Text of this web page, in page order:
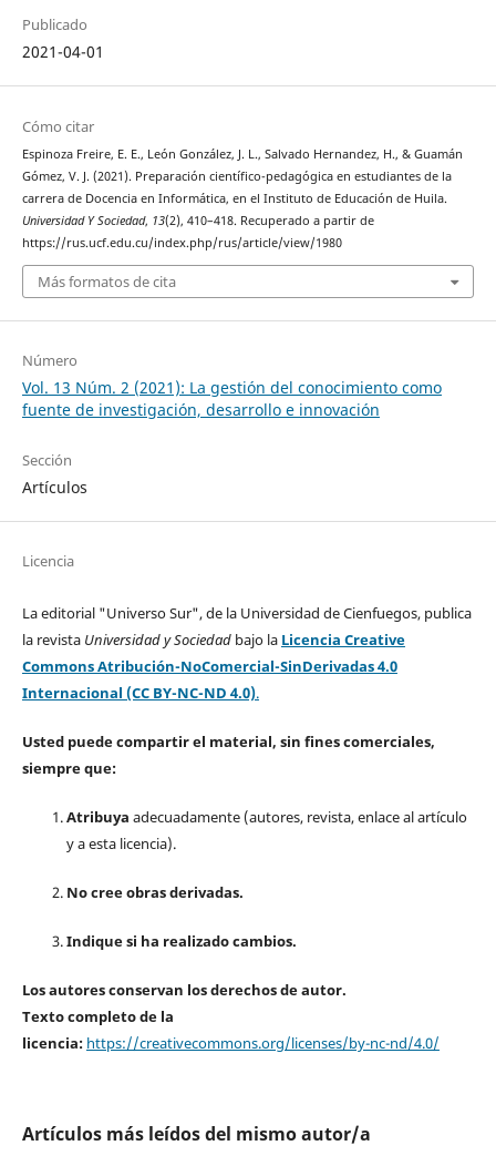
Publicado
2021-04-01
Cómo citar
Espinoza Freire, E. E., León González, J. L., Salvado Hernandez, H., & Guamán
Gómez, V. J. (2021). Preparación científico-pedagógica en estudiantes de la
carrera de Docencia en Informática, en el Instituto de Educación de Huila.
Universidad Y Sociedad, 13(2), 410–418. Recuperado a partir de
https://rus.ucf.edu.cu/index.php/rus/article/view/1980
Más formatos de cita
Número
Vol. 13 Núm. 2 (2021): La gestión del conocimiento como
fuente de investigación, desarrollo e innovación
Sección
Artículos
Licencia
La editorial "Universo Sur", de la Universidad de Cienfuegos, publica
la revista Universidad y Sociedad bajo la Licencia Creative
Commons Atribución-NoComercial-SinDerivadas 4.0
Internacional (CC BY-NC-ND 4.0).
Usted puede compartir el material, sin fines comerciales,
siempre que:
Atribuya adecuadamente (autores, revista, enlace al artículo
y a esta licencia).
No cree obras derivadas.
Indique si ha realizado cambios.
Los autores conservan los derechos de autor.
Texto completo de la
licencia: https://creativecommons.org/licenses/by-nc-nd/4.0/
Artículos más leídos del mismo autor/a